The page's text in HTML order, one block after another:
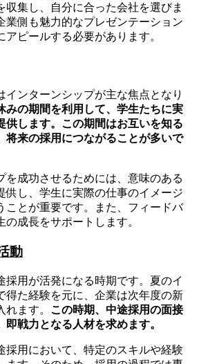
収集し、自分に合った会社を選びま
業側も魅力的なプレゼンテーション
アピールする必要があります。
インターンシップが主な焦点となり
みの期間を利用して、学生たちに実
供します。この期間はお互いを知る
将来の採用につながることが多いで
を成功させるためには、意味のある
供し、学生に実際の仕事のイメージ
ことが重要です。また、フィードバ
の成長をサポートします。
動
採用が活発になる時期です。夏のイ
得た経験を元に、企業は次年度の新
ます。 この時期、中途採用の面接
即戦力となる人材を求めます。
採用において、特定のスキルや経験